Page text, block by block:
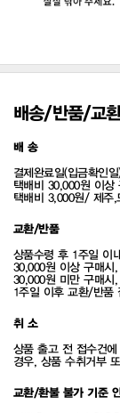
배송/반품/교
배 송
결제완료일(입금확인
택배비 30,000원 이상
택배비 3,000원/ 제주,
교환/반품
상품수령 후 1주일 이
30,000원 이상 구매시
30,000원 미만 구매시
1주일 이후 교환/반품
취 소
상품 출고 전 접수건
경우, 상품 수취거부
교환/환불 불가 기준